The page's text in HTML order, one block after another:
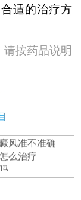
适的治疗方
按药品说明
哪个好
么治疗